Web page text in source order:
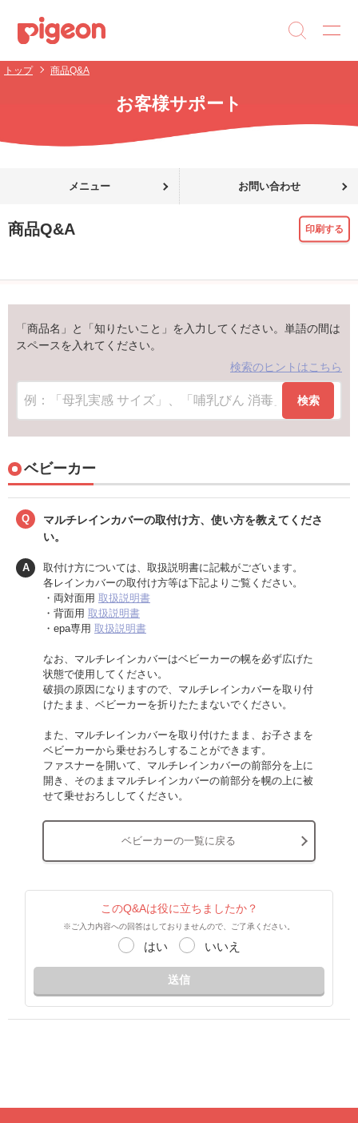
トップ 商品Q&A
お客様サポート
メニュー お問い合わせ
商品Q&A 印刷する
「商品名」と「知りたいこと」を入力してください。単語の間は
スペースを入れてください。
検索のヒントはこちら
検索
ベビーカー
Q
マルチレインカバーの取付け方、使い方を教えてくださ
い。
A
取付け方については、取扱説明書に記載がございます。
各レインカバーの取付け方等は下記よりご覧ください。
・両対面用 取扱説明書
・背面用 取扱説明書
・epa専用 取扱説明書
なお、マルチレインカバーはベビーカーの幌を必ず広げた
状態で使用してください。
破損の原因になりますので、マルチレインカバーを取り付
けたまま、ベビーカーを折りたたまないでください。
また、マルチレインカバーを取り付けたまま、お子さまを
ベビーカーから乗せおろしすることができます。
ファスナーを開いて、マルチレインカバーの前部分を上に
開き、そのままマルチレインカバーの前部分を幌の上に被
せて乗せおろししてください。
ベビーカーの一覧に戻る
このQ&Aは役に立ちましたか？
※ご入力内容への回答はしておりませんので、ご了承ください。
はい いいえ
送信